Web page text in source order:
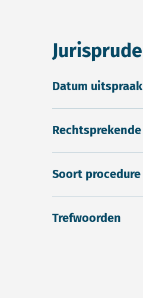
Datum uitspraak
Soort procedure
Trefwoorden